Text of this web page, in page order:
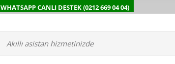
WHATSAPP CANLI DESTEK (0212 669 04 04)